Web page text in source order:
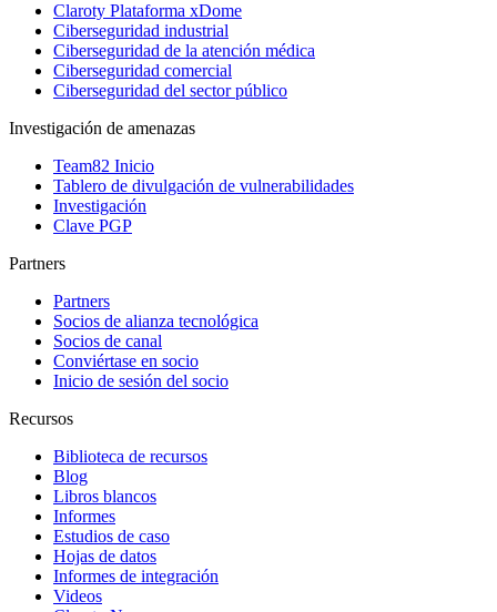
Claroty Plataforma xDome
Ciberseguridad industrial
Ciberseguridad de la atención médica
Ciberseguridad comercial
Ciberseguridad del sector público
Investigación de amenazas
Team82 Inicio
Tablero de divulgación de vulnerabilidades
Investigación
Clave PGP
Partners
Partners
Socios de alianza tecnológica
Socios de canal
Conviértase en socio
Inicio de sesión del socio
Recursos
Biblioteca de recursos
Blog
Libros blancos
Informes
Estudios de caso
Hojas de datos
Informes de integración
Videos